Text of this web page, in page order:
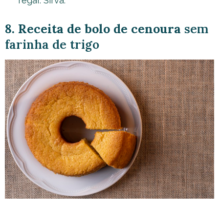
8. Receita de bolo de cenoura sem
farinha de trigo